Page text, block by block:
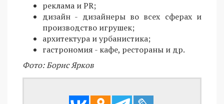
реклама и PR;
дизайн - дизайнеры во всех сферах и
производство игрушек;
архитектура и урбанистика;
гастрономия - кафе, рестораны и др.
Фото: Борис Ярков